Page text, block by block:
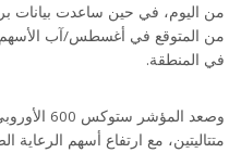
من اليوم، في حين ساعدت بيانات
من المتوقع في أغسطس/آب الأسهم
في المنطقة.